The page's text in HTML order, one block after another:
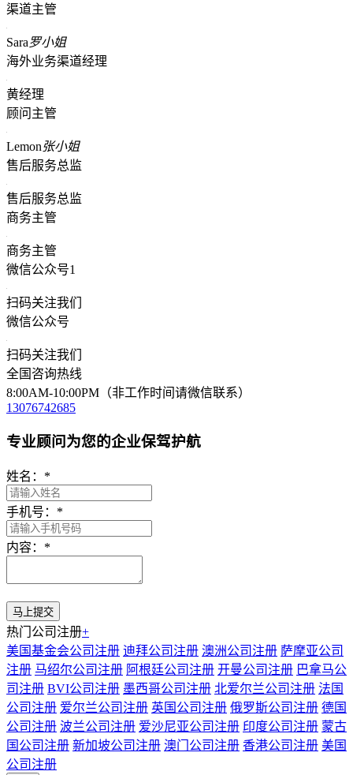
渠道主管
Sara罗小姐
海外业务渠道经理
黄经理
顾问主管
Lemon张小姐
售后服务总监
售后服务总监
商务主管
商务主管
微信公众号1
扫码关注我们
微信公众号
扫码关注我们
全国咨询热线
8:00AM-10:00PM（非工作时间请微信联系）
13076742685
专业顾问为您的企业保驾护航
姓名： *
手机号： *
内容： *
热门公司注册+
美国基金会公司注册 迪拜公司注册 澳洲公司注册 萨摩亚公司
注册 马绍尔公司注册 阿根廷公司注册 开曼公司注册 巴拿马公
司注册 BVI公司注册 墨西哥公司注册 北爱尔兰公司注册 法国
公司注册 爱尔兰公司注册 英国公司注册 俄罗斯公司注册 德国
公司注册 波兰公司注册 爱沙尼亚公司注册 印度公司注册 蒙古
国公司注册 新加坡公司注册 澳门公司注册 香港公司注册 美国
公司注册